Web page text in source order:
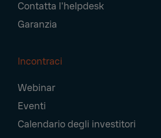
Contatta l'helpdesk
Garanzia
Incontraci
Webinar
Eventi
Calendario degli investitori